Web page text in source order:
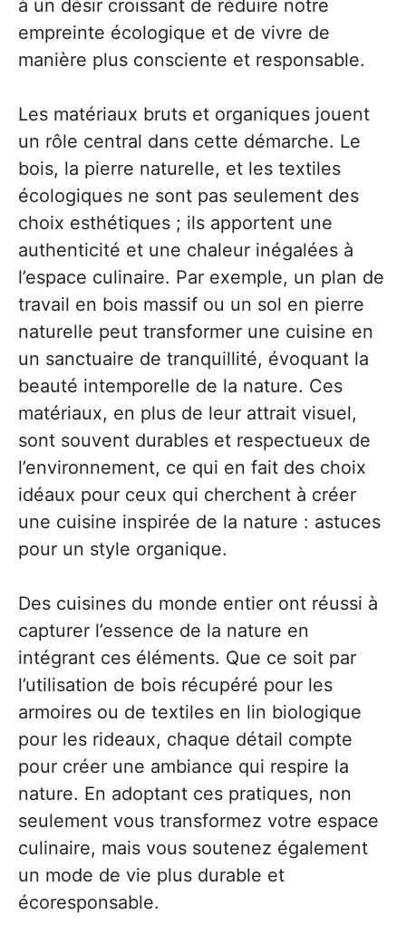
à un désir croissant de réduire notre
empreinte écologique et de vivre de
manière plus consciente et responsable.
Les matériaux bruts et organiques jouent
un rôle central dans cette démarche. Le
bois, la pierre naturelle, et les textiles
écologiques ne sont pas seulement des
choix esthétiques ; ils apportent une
authenticité et une chaleur inégalées à
l’espace culinaire. Par exemple, un plan de
travail en bois massif ou un sol en pierre
naturelle peut transformer une cuisine en
un sanctuaire de tranquillité, évoquant la
beauté intemporelle de la nature. Ces
matériaux, en plus de leur attrait visuel,
sont souvent durables et respectueux de
l’environnement, ce qui en fait des choix
idéaux pour ceux qui cherchent à créer
une cuisine inspirée de la nature : astuces
pour un style organique.
Des cuisines du monde entier ont réussi à
capturer l’essence de la nature en
intégrant ces éléments. Que ce soit par
l’utilisation de bois récupéré pour les
armoires ou de textiles en lin biologique
pour les rideaux, chaque détail compte
pour créer une ambiance qui respire la
nature. En adoptant ces pratiques, non
seulement vous transformez votre espace
culinaire, mais vous soutenez également
un mode de vie plus durable et
écoresponsable.